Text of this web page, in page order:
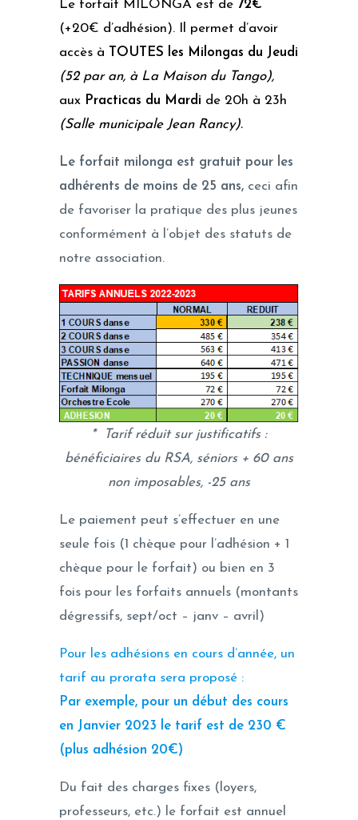
Le forfait MILONGA est de 72€
(+20€ d’adhésion). Il permet d’avoir
accès à TOUTES les Milongas du Jeudi
(52 par an, à La Maison du Tango),
aux Practicas du Mardi de 20h à 23h
(Salle municipale Jean Rancy).
Le forfait milonga est gratuit pour les
adhérents de moins de 25 ans, ceci afin
de favoriser la pratique des plus jeunes
conformément à l’objet des statuts de
notre association.
* Tarif réduit sur justificatifs :
bénéficiaires du RSA, séniors + 60 ans
non imposables, -25 ans
Le paiement peut s’effectuer en une
seule fois (1 chèque pour l’adhésion + 1
chèque pour le forfait) ou bien en 3
fois pour les forfaits annuels (montants
dégressifs, sept/oct – janv – avril)
Pour les adhésions en cours d’année, un
tarif au prorata sera proposé :
Par exemple, pour un début des cours
en Janvier 2023 le tarif est de 230 €
(plus adhésion 20€)
Du fait des charges fixes (loyers,
professeurs, etc.) le forfait est annuel